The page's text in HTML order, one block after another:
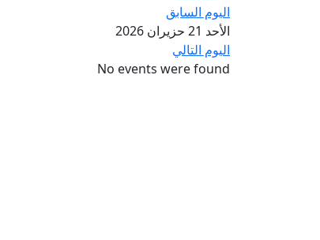
اليوم السابق
الأحد 21 حزيران 2026
اليوم التالي
No events were found